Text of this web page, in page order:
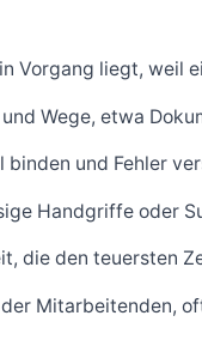
Vorgang liegt, weil
Wege, etwa
binden und Fehler
Handgriffe oder
die den teuersten
Mitarbeitenden,